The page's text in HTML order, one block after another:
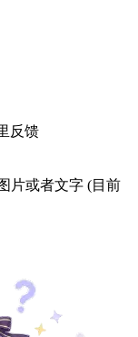
反馈
片或者文字 (目前